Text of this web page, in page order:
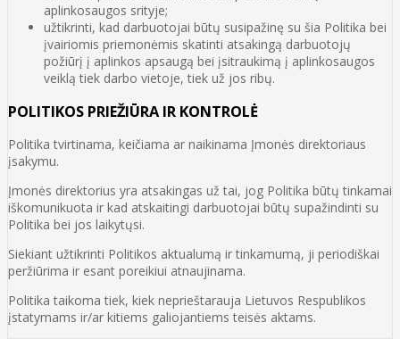
aplinkosaugos srityje;
užtikrinti, kad darbuotojai būtų susipažinę su šia Politika bei
įvairiomis priemonėmis skatinti atsakingą darbuotojų
požiūrį į aplinkos apsaugą bei įsitraukimą į aplinkosaugos
veiklą tiek darbo vietoje, tiek už jos ribų.
POLITIKOS PRIEŽIŪRA IR KONTROLĖ
Politika tvirtinama, keičiama ar naikinama Įmonės direktoriaus
įsakymu.
Įmonės direktorius yra atsakingas už tai, jog Politika būtų tinkamai
iškomunikuota ir kad atskaitingi darbuotojai būtų supažindinti su
Politika bei jos laikytųsi.
Siekiant užtikrinti Politikos aktualumą ir tinkamumą, ji periodiškai
peržiūrima ir esant poreikiui atnaujinama.
Politika taikoma tiek, kiek neprieštarauja Lietuvos Respublikos
įstatymams ir/ar kitiems galiojantiems teisės aktams.